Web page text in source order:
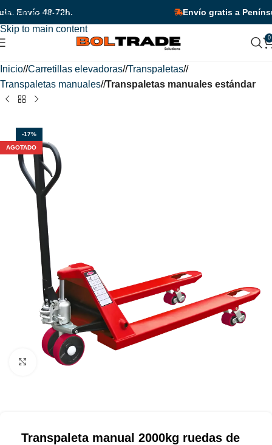
Skip to navigation
Skip to main content
por tiempo limitado! ¡Descuentos adicionales en unidades y
48-72h. Envío gratis a
0
Inicio/ Carretillas elevadoras/ Transpaletas/
Transpaletas manuales/ Transpaletas manuales estándar
-17%
AGOTADO
Haga clic para ampliar
Transpaleta manual 2000kg ruedas de